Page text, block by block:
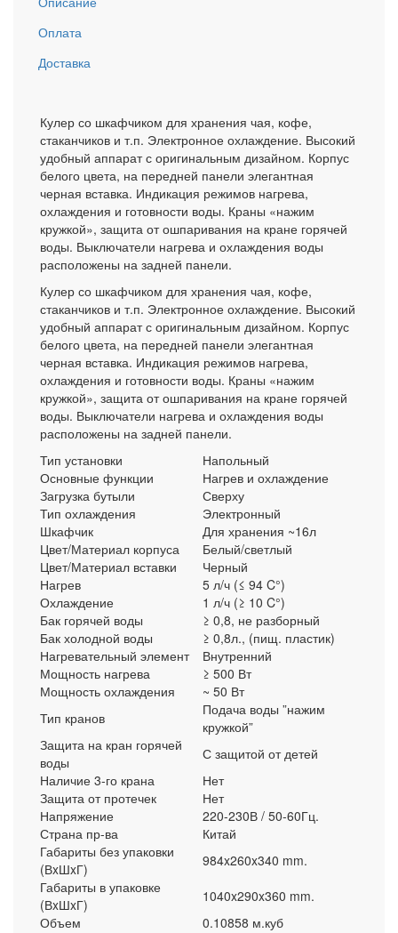
Оплата
Доставка
Кулер со шкафчиком для хранения чая, кофе,
стаканчиков и т.п. Электронное охлаждение. Высокий
удобный аппарат с оригинальным дизайном. Корпус
белого цвета, на передней панели элегантная
черная вставка. Индикация режимов нагрева,
охлаждения и готовности воды. Краны «нажим
кружкой», защита от ошпаривания на кране горячей
воды. Выключатели нагрева и охлаждения воды
расположены на задней панели.
Кулер со шкафчиком для хранения чая, кофе,
стаканчиков и т.п. Электронное охлаждение. Высокий
удобный аппарат с оригинальным дизайном. Корпус
белого цвета, на передней панели элегантная
черная вставка. Индикация режимов нагрева,
охлаждения и готовности воды. Краны «нажим
кружкой», защита от ошпаривания на кране горячей
воды. Выключатели нагрева и охлаждения воды
расположены на задней панели.
Тип установки
Напольный
Основные функции
Нагрев и охлаждение
Загрузка бутыли
Сверху
Тип охлаждения
Электронный
Шкафчик
Для хранения ~16л
Цвет/Материал корпуса
Белый/светлый
Цвет/Материал вставки
Черный
Нагрев
5 л/ч (≤ 94 C°)
Охлаждение
1 л/ч (≥ 10 C°)
Бак горячей воды
≥ 0,8, не разборный
Бак холодной воды
≥ 0,8л., (пищ. пластик)
Нагревательный элемент
Внутренний
Мощность нагрева
≥ 500 Вт
Мощность охлаждения
~ 50 Вт
Тип кранов
Подача воды ”нажим
кружкой”
Защита на кран горячей
воды
С защитой от детей
Наличие 3-го крана
Нет
Защита от протечек
Нет
Напряжение
220-230В / 50-60Гц.
Страна пр-ва
Китай
Габариты без упаковки
(ВxШxГ)
984x260x340 mm.
Габариты в упаковке
(ВxШxГ)
1040x290x360 mm.
Объем
0.10858 м.куб